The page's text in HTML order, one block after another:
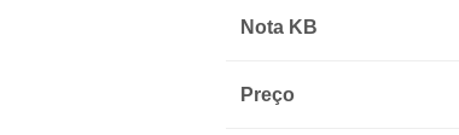
Nota KB
Preço